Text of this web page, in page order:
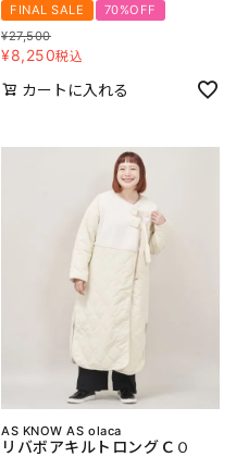
FINAL SALE
70%OFF
¥27,500
¥8,250税込
カートに入れる
AS KNOW AS olaca
リバボアキルトロングＣＯ